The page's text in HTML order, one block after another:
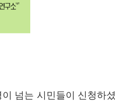
넘는 시민들이 신청하셨